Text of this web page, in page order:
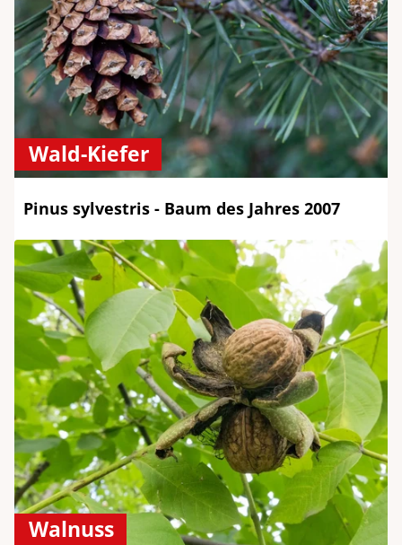
Wald-Kiefer
Pinus sylvestris - Baum des Jahres 2007
Walnuss